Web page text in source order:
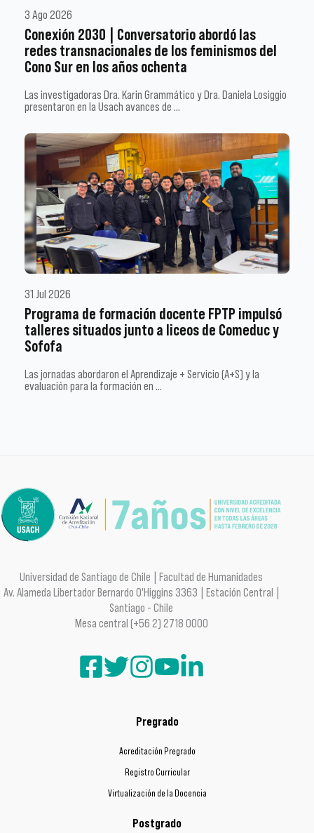
3 Ago 2026
Conexión 2030 | Conversatorio abordó las
redes transnacionales de los feminismos del
Cono Sur en los años ochenta
Las investigadoras Dra. Karin Grammático y Dra. Daniela Losiggio
presentaron en la Usach avances de …
31 Jul 2026
Programa de formación docente FPTP impulsó
talleres situados junto a liceos de Comeduc y
Sofofa
Las jornadas abordaron el Aprendizaje + Servicio (A+S) y la
evaluación para la formación en …
Universidad de Santiago de Chile | Facultad de Humanidades
Av. Alameda Libertador Bernardo O'Higgins 3363 | Estación Central |
Santiago - Chile
Mesa central (+56 2) 2718 0000
Pregrado
Acreditación Pregrado
Registro Curricular
Virtualización de la Docencia
Postgrado